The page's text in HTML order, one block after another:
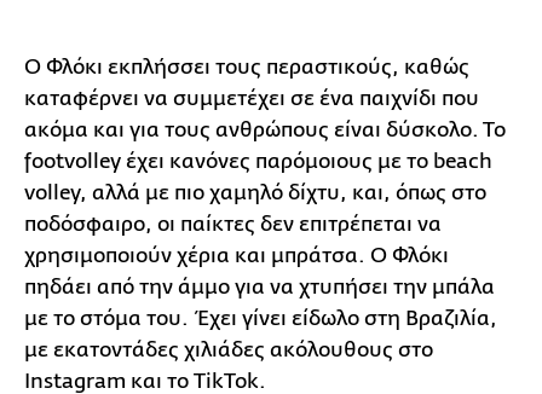
Ο Φλόκι εκπλήσσει τους περαστικούς, καθώς
καταφέρνει να συμμετέχει σε ένα παιχνίδι που
ακόμα και για τους ανθρώπους είναι δύσκολο. Το
footvolley έχει κανόνες παρόμοιους με το beach
volley, αλλά με πιο χαμηλό δίχτυ, και, όπως στο
ποδόσφαιρο, οι παίκτες δεν επιτρέπεται να
χρησιμοποιούν χέρια και μπράτσα. Ο Φλόκι
πηδάει από την άμμο για να χτυπήσει την μπάλα
με το στόμα του. Έχει γίνει είδωλο στη Βραζιλία,
με εκατοντάδες χιλιάδες ακόλουθους στο
Instagram και το TikTok.